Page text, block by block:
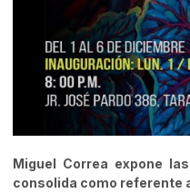
Miguel Correa expone
consolida como referente